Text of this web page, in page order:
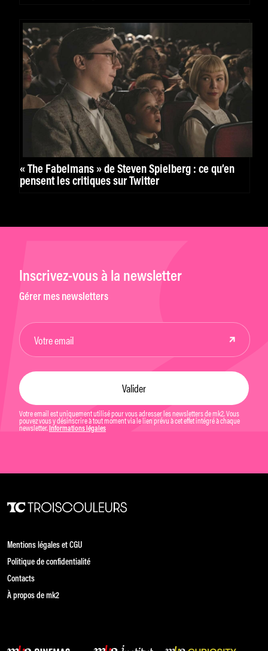
« The Fabelmans » de Steven Spielberg : ce qu’en
pensent les critiques sur Twitter
Inscrivez-vous à la newsletter
Gérer mes newsletters
Votre email est uniquement utilisé pour vous adresser les newsletters de mk2. Vous
pouvez vous y désinscrire à tout moment via le lien prévu à cet effet intégré à chaque
newsletter. Informations légales
Mentions légales et CGU
Politique de confidentialité
Contacts
À propos de mk2